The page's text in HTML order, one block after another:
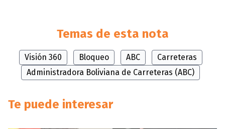
Temas de esta nota
Visión 360 Bloqueo ABC
Carreteras
Administradora Boliviana de Carreteras (ABC)
Te puede interesar